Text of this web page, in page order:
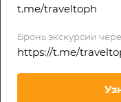
t.me/traveltoph
Бронь экскурсии
https://t.me/